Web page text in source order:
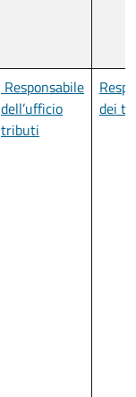
Responsabile
dell’ufficio
tributi
dei